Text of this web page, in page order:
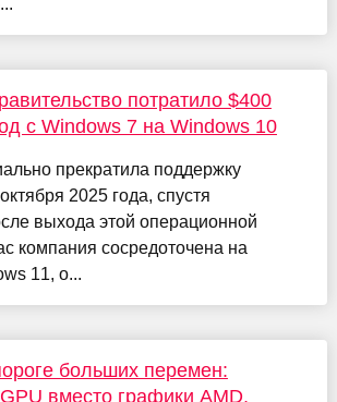
потратило $400
с Windows 7 на Windows 10
прекратила поддержку
2025 года, спустя
выхода этой операционной
компания сосредоточена на
11, о...
больших перемен:
вместо графики AMD,